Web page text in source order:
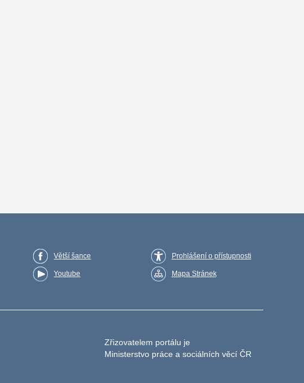
Větší šance
Youtube
Prohlášení o přístupnosti
Mapa Stránek
Zřizovatelem portálu je
Ministerstvo práce a sociálních věcí ČR